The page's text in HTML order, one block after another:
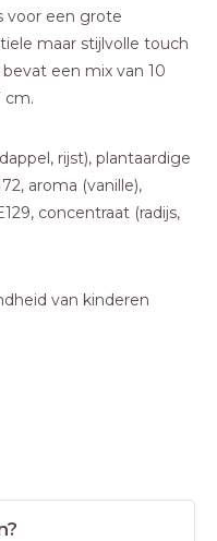
voor een grote
maar stijlvolle touch
een mix van 10
cm.
rijst), plantaardige
aroma (vanille),
concentraat (radijs,
van kinderen